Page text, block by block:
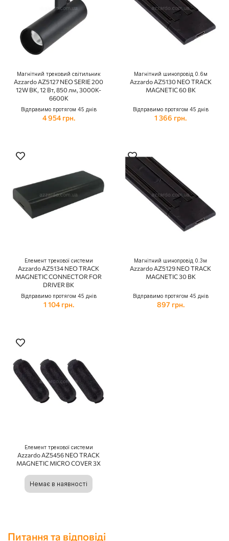
Магнітний трековий світильник
Azzardo AZ5127 NEO SERIE 200
12W BK, 12 Вт, 850 лм, 3000K-
6600K
Відправимо протягом 45 днів
4 954 грн.
Магнітний шинопровід 0.6м
Azzardo AZ5130 NEO TRACK
MAGNETIC 60 BK
Відправимо протягом 45 днів
1 366 грн.
Елемент трекової системи
Azzardo AZ5134 NEO TRACK
MAGNETIC CONNECTOR FOR
DRIVER BK
Відправимо протягом 45 днів
1 104 грн.
Магнітний шинопровід 0.3м
Azzardo AZ5129 NEO TRACK
MAGNETIC 30 BK
Відправимо протягом 45 днів
897 грн.
Елемент трекової системи
Azzardo AZ5456 NEO TRACK
MAGNETIC MICRO COVER 3X
Немає в наявності
Питання та відповіді